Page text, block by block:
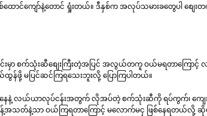
စ်ထောင်ကျော်နဲ့တောင် ရှုံးတယ်။ ဒီနှစ်က အလုပ်သမားခတွေပါ စျ
မှာ စက်သုံးဆီစျေးကြီးတဲ့အပြင် အလွယ်တကူ ဝယ်မရတာကြောင့်
ဖို့ မပြင်ဆင်ကြရသေးဘူးလို့ ပြောကြပါတယ်။
နဲ့ လယ်ယာလုပ်ငန်းအတွက် လိုအပ်တဲ့ စက်သုံးဆီကို ရပ်ကွက်၊ ကျေ
အသတ်နဲ့သာ ဝယ်ကြရတာကြောင့် မလောက်မငှ ဖြစ်နေရတယ်လို့ ဆို